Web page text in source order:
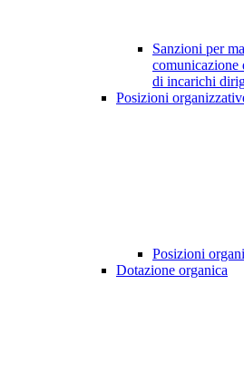
Sanzioni per
comunicazione
di incarichi
Posizioni
Posizioni
Dotazione organica